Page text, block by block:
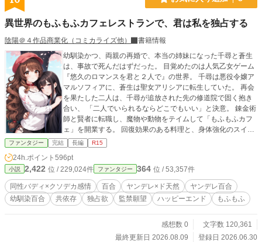
異世界のもふもふカフェレストランで、君は私を独占する
陰陽＠４作品商業化（コミカライズ他）
書籍情報
幼馴染かつ、両親の再婚で、本当の姉妹になった千尋と蒼生
は、事故で死んだはずだった。 目覚めたのは人気乙女ゲーム
『悠久のロマンスを君と２人で』の世界。 千尋は悪役令嬢ア
マルソフィアに、蒼生は聖女アリシアに転生していた。 再会
を果たした二人は、千尋が追放された先の修道院で固く抱き
合い、 「二人でいられるならどこでもいい」と決意。 錬金術
師と賢者に転職し、魔物や動物をテイムして「もふもふカフ
ェ」を開業する。 回復効果のある料理と、身体強化のスイー
ツで大人気となる店を営む一方、シリーズ１作品目のヒーロ
ーたちが、聖女である蒼生を取り戻そうと、千尋を害しよう
とするも、蒼生に返り討ちにあい、悪役令嬢アマルソフィア
である千尋に洗脳されているのでは……と、混乱する。 同時
に魔塔に目をつけられる蒼生。 千尋の推しである２のヒーロ
ー、アズライアンと、 蒼生の推しである２のヒーロー、アク
セルとの出会い。 そして互いを守る為の戦いに身を投じるこ
のか。 同性バディ×クソデカ感情×もふもふカフェ経営ストー
ファンタジー 完結 長編 R15
24h.ポイント 596pt
小説 2,422 位 / 229,024件 ファンタジー 364 位 / 53,357件
同性バディ×クソデカ感情 百合 ヤンデレ×ド天然
ヤンデレ百合
幼馴染百合
共依存 独占欲 監禁願望 ハッピーエンド もふもふ
感想数 0
文字数 120,361
最終更新日 2026.08.09
登録日 2026.06.30